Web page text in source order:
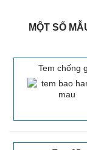
MỘT SỐ
Tem chống